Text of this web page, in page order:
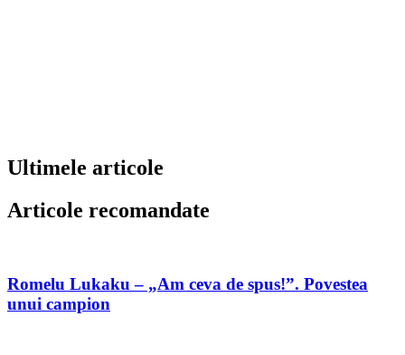
Ultimele articole
Articole recomandate
Romelu Lukaku – „Am ceva de spus!”. Povestea
unui campion